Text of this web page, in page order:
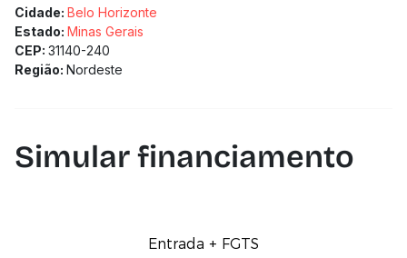
Cidade: Belo Horizonte
Estado: Minas Gerais
CEP: 31140-240
Região: Nordeste
Simular financiamento